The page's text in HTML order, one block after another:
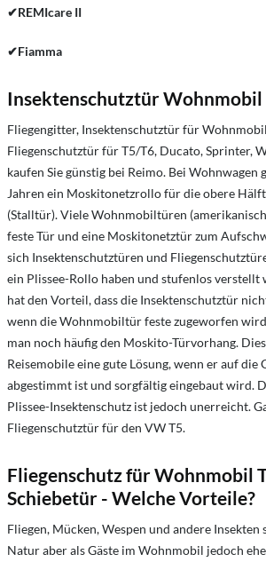
✔REMIcare II
✔Fiamma
Insektenschutztür Wohnmobil
Fliegengitter, Insektenschutztür für
Fliegenschutztür für T5/T6, Ducato, Sprinter,
kaufen Sie günstig bei Reimo. Bei Wohnwagen
Jahren ein Moskitonetzrollo für die obere
(Stalltür). Viele Wohnmobiltüren
feste Tür und eine Moskitonetztür zum
sich Insektenschutztüren und
ein Plissee-Rollo haben und stufenlos verstellt
hat den Vorteil, dass die Insektenschutztür
wenn die Wohnmobiltür feste zugeworfen
man noch häufig den Moskito-Türvorhang.
Reisemobile eine gute Lösung, wenn er auf die
abgestimmt ist und sorgfältig eingebaut wird.
Plissee-Insektenschutz ist jedoch unerreicht.
Fliegenschutztür für den VW T5.
Fliegenschutz für Wohnmobil
Schiebetür - Welche Vorteile?
Fliegen, Mücken, Wespen und andere
Natur aber als Gäste im Wohnmobil jedoch